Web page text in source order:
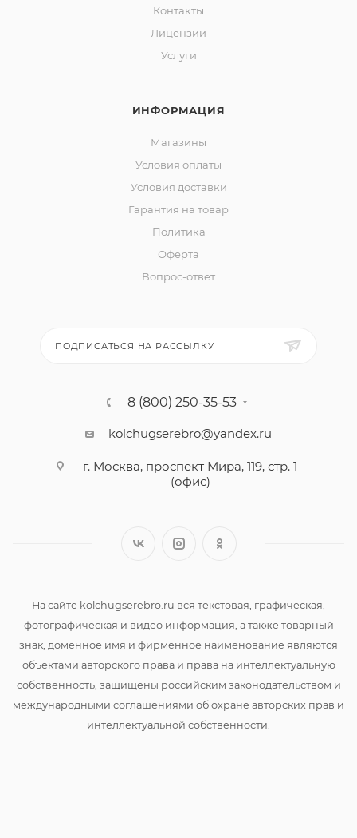
Контакты
Лицензии
Услуги
ИНФОРМАЦИЯ
Магазины
Условия оплаты
Условия доставки
Гарантия на товар
Политика
Оферта
Вопрос-ответ
ПОДПИСАТЬСЯ НА РАССЫЛКУ
8 (800) 250-35-53
kolchugserebro@yandex.ru
г. Москва, проспект Мира, 119, стр. 1
(офис)
На сайте kolchugserebro.ru вся текстовая, графическая,
фотографическая и видео информация, а также товарный
знак, доменное имя и фирменное наименование являются
объектами авторского права и права на интеллектуальную
собственность, защищены российским законодательством и
международными соглашениями об охране авторских прав и
интеллектуальной собственности.